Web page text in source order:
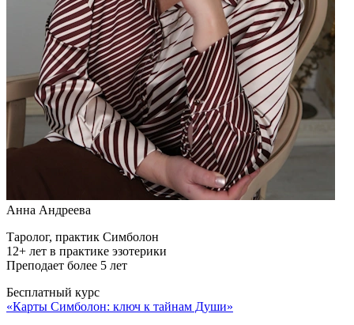
Анна Андреева
Таролог, практик Симболон
12+ лет в практике эзотерики
Преподает более 5 лет
Бесплатный курс
«Карты Симболон: ключ к тайнам Души»